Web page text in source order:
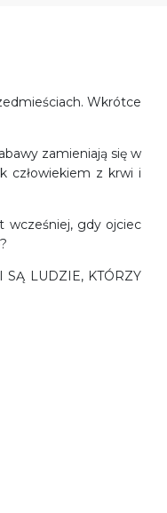
Wkrótce
zamieniają się w
człowiekiem z krwi i
wcześniej, gdy ojciec
LUDZIE, KTÓRZY